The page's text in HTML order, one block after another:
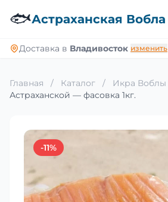
🐟Астраханская Вобла
Доставка в Владивосток изменить
Главная / Каталог / Икра Воблы
Астраханской — фасовка 1кг.
-11%